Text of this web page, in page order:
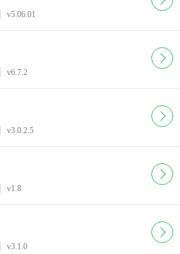
v5.06.01
v6.7.2
v3.0.2.5
v1.8
v3.1.0